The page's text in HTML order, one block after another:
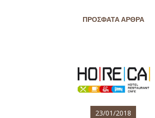
ΠΡΌΣΦΑΤΑ ΆΡΘΡΑ
23/01/2018